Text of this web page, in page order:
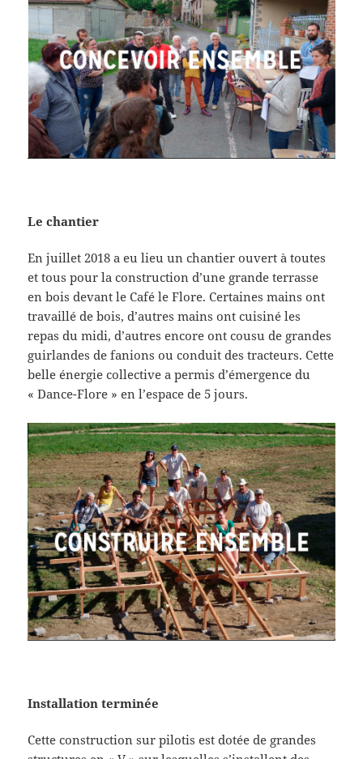
Le chantier
En juillet 2018 a eu lieu un chantier ouvert à toutes
et tous pour la construction d’une grande terrasse
en bois devant le Café le Flore. Certaines mains ont
travaillé de bois, d’autres mains ont cuisiné les
repas du midi, d’autres encore ont cousu de grandes
guirlandes de fanions ou conduit des tracteurs. Cette
belle énergie collective a permis d’émergence du
« Dance-Flore » en l’espace de 5 jours.
Installation terminée
Cette construction sur pilotis est dotée de grandes